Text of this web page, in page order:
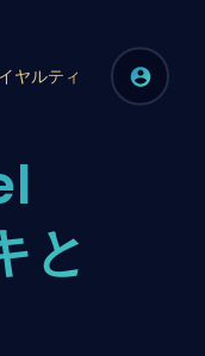
ヤルティ
と